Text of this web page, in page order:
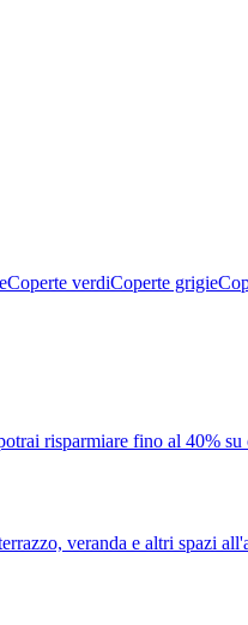
Coperte verdiCoperte grigie
risparmiare fino al 40%
veranda e altri spazi